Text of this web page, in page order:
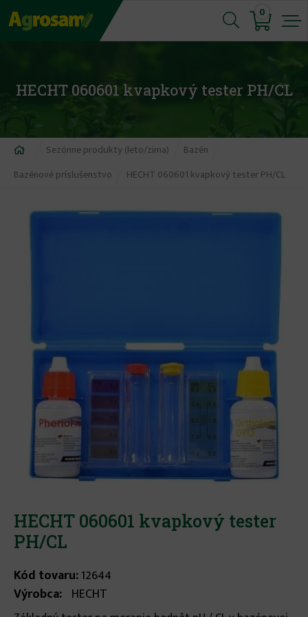
Jump
to
0
HECHT 060601 kvapkový tester PH/CL
Nachádzate
sa
Sezónne produkty (leto/zima)
Bazén
Bazénové príslušenstvo
HECHT 060601 kvapkový tester PH/CL
HECHT 060601 kvapkový tester
PH/CL
Kód tovaru:12644
Výrobca: HECHT